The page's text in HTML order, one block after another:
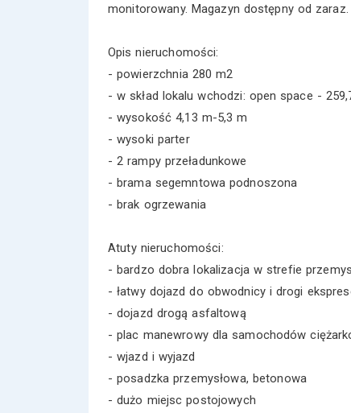
monitorowany. Magazyn dostępny od zaraz.
Opis nieruchomości:
- powierzchnia 280 m2
- w skład lokalu wchodzi: open space -
- wysokość 4,13 m-5,3 m
- wysoki parter
- 2 rampy przeładunkowe
- brama segemntowa podnoszona
- brak ogrzewania
Atuty nieruchomości:
- bardzo dobra lokalizacja w strefie
- łatwy dojazd do obwodnicy i drogi
- dojazd drogą asfaltową
- plac manewrowy dla samochodów
- wjazd i wyjazd
- posadzka przemysłowa, betonowa
- dużo miejsc postojowych